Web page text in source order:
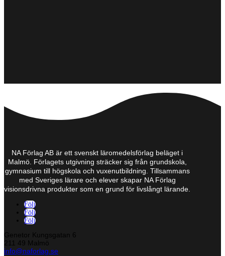
NA Förlag AB är ett svenskt läromedelsförlag beläget i
Malmö. Förlagets utgivning sträcker sig från grundskola,
gymnasium till högskola och vuxenutbildning. Tillsammans
med Sveriges lärare och elever skapar NA Förlag
visionsdrivna produkter som en grund för livslångt lärande.
Följ
Följ
Följ
Genetor Kungsgatan 6
211 49 Malmö
info@naforlag.se